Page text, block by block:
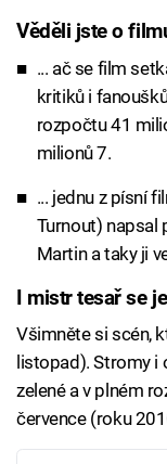
Věděli jste o
... ač se film
kritiků i
rozpočtu 41
milionů 7.
... jednu z písní
Turnout) napsal
Martin a taky ji
I mistr tesař se
Všimněte si scén,
listopad). Stromy
zelené a v plném
července (roku